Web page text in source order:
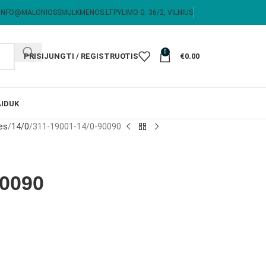
INFO@MALONIOSSMULKMENOS.LT PYLIMO G. 36/2, VILNIUS
PRISIJUNGTI / REGISTRUOTIS
0
€0.00
DUK
14/0 311-19001-14/0-90090